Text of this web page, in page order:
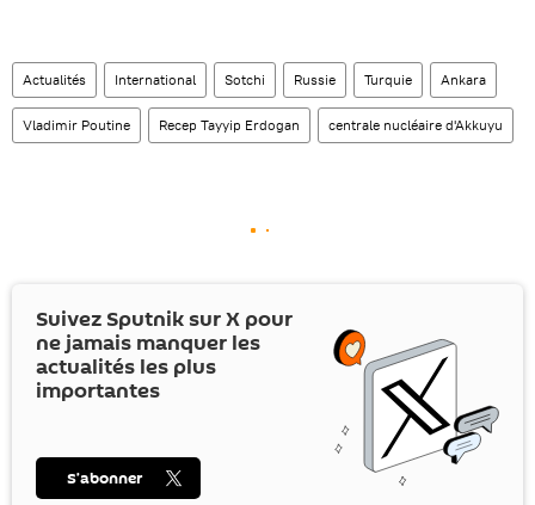
Actualités International Sotchi Russie Turquie Ankara
Vladimir Poutine Recep Tayyip Erdogan centrale nucléaire d'Akkuyu
Suivez Sputnik surX pour
ne jamais manquer les
actualités les plus
importantes
S’abonner